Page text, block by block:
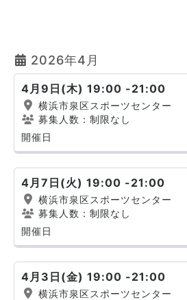
2026年4月
4月9日(木) 19:00 -21:00
横浜市泉区スポーツセンター
募集人数：制限なし
開催日
4月7日(火) 19:00 -21:00
横浜市泉区スポーツセンター
募集人数：制限なし
開催日
4月3日(金) 19:00 -21:00
横浜市泉区スポーツセンター